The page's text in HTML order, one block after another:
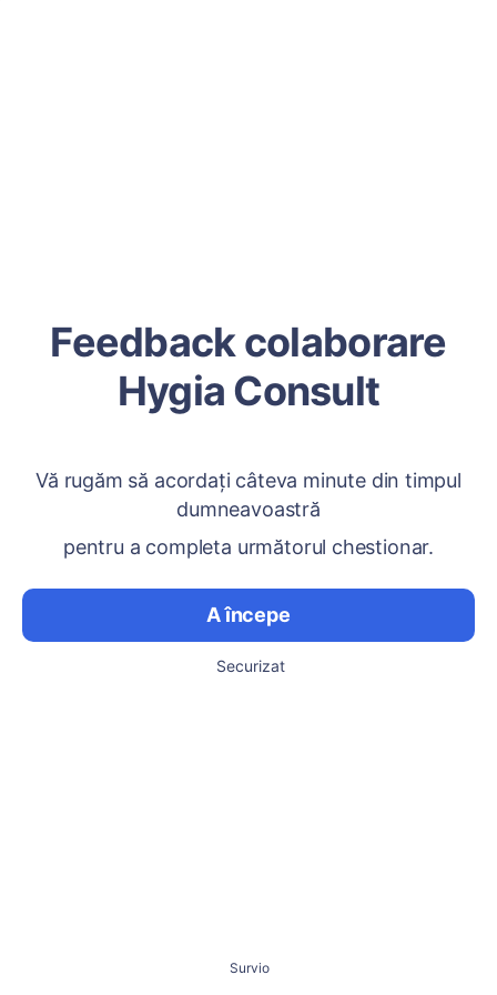
Feedback colaborare
Hygia Consult
Vă rugăm să acordați câteva minute din timpul
dumneavoastră
pentru a completa următorul chestionar.
A începe
Securizat
Survio